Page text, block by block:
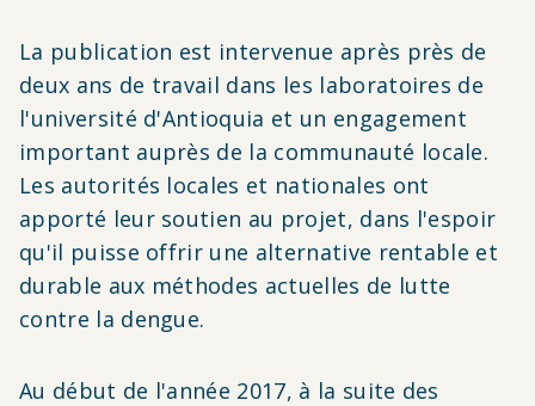
La publication est intervenue après près de
deux ans de travail dans les laboratoires de
l'université d'Antioquia et un engagement
important auprès de la communauté locale.
Les autorités locales et nationales ont
apporté leur soutien au projet, dans l'espoir
qu'il puisse offrir une alternative rentable et
durable aux méthodes actuelles de lutte
contre la dengue.
Au début de l'année 2017, à la suite des